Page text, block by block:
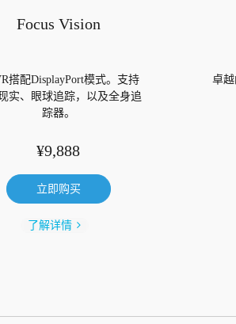
Focus Vision
搭配DisplayPort模式。支持
实、眼球追踪，以及全身追
踪器。
¥9,888
立即购买
了解详情
卓